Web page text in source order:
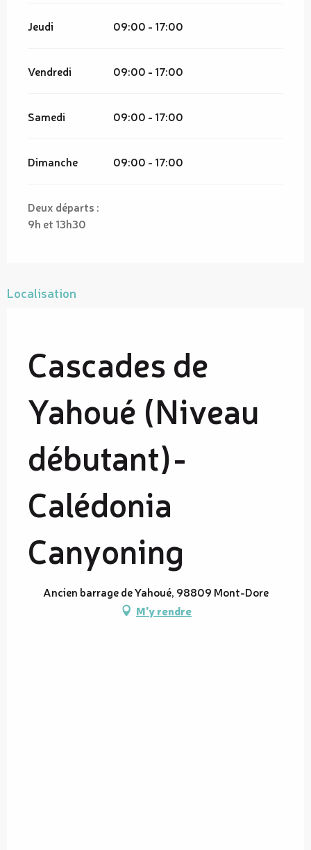
Jeudi 09:00 - 17:00
Vendredi 09:00 - 17:00
Samedi 09:00 - 17:00
Dimanche 09:00 - 17:00
Deux départs :
9h et 13h30
Localisation
Cascades de
Yahoué (Niveau
débutant)-
Calédonia
Canyoning
Ancien barrage de Yahoué, 98809 Mont-Dore
M'y rendre